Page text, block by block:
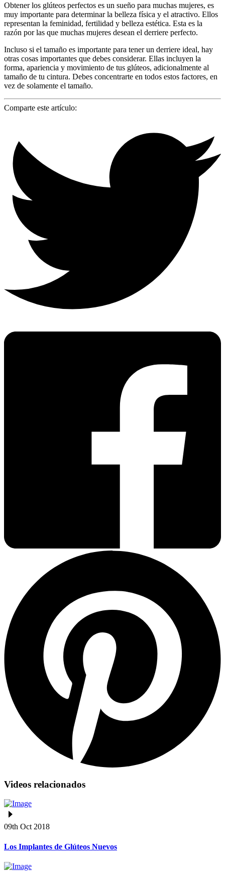
Obtener los glúteos perfectos es un sueño para muchas mujeres, es
muy importante para determinar la belleza física y el atractivo. Ellos
representan la feminidad, fertilidad y belleza estética. Esta es la
razón por las que muchas mujeres desean el derriere perfecto.
Incluso si el tamaño es importante para tener un derriere ideal, hay
otras cosas importantes que debes considerar. Ellas incluyen la
forma, apariencia y movimiento de tus glúteos, adicionalmente al
tamaño de tu cintura. Debes concentrarte en todos estos factores, en
vez de solamente el tamaño.
Comparte este artículo:
Videos relacionados
09th Oct 2018
Los Implantes de Glúteos Nuevos